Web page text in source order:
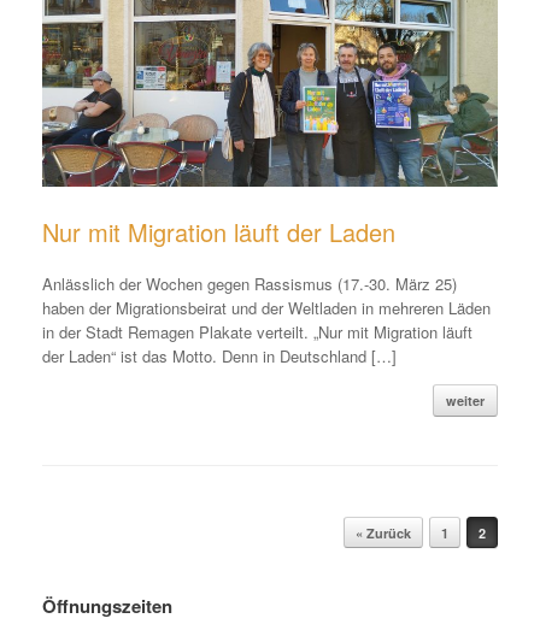
Nur mit Migration läuft der Laden
Anlässlich der Wochen gegen Rassismus (17.-30. März 25)
haben der Migrationsbeirat und der Weltladen in mehreren Läden
in der Stadt Remagen Plakate verteilt. „Nur mit Migration läuft
der Laden“ ist das Motto. Denn in Deutschland […]
weiter
« Zurück 1 2
Öffnungszeiten